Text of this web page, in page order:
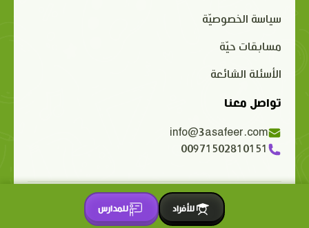
سياسة الخصوصيّة
مسابقات حيّة
الأسئلة الشائعة
تواصل معنا
info@3asafeer.com
00971502810151
حقوق الملكية الفكرية محفوظة 2015-2026 © 3asafeer.com
للأفراد
للمدارس